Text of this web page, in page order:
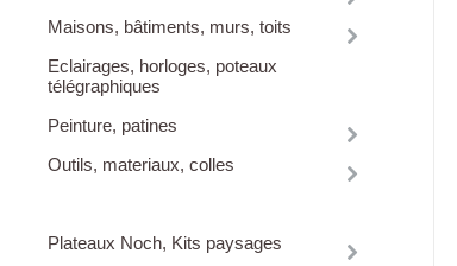
Maisons, bâtiments, murs, toits
Eclairages, horloges, poteaux
télégraphiques
Peinture, patines
Outils, materiaux, colles
Plateaux Noch, Kits paysages